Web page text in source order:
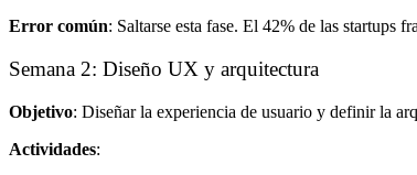
Error común: Saltarse esta fase. El 42% de las startups
Semana 2: Diseño UX y arquitectura
Objetivo: Diseñar la experiencia de usuario y definir la
Actividades: